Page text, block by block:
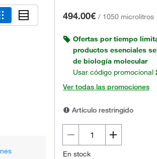
494.00€ / 1050 microlitros
Ofertas por tiempo
productos esenciales
de biología molecular
Usar código promocional
Ver todas las promociones
Artículo restringido
En stock